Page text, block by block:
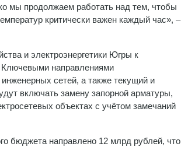
мы продолжаем работать над тем, чтобы
критически важен каждый час», –
и электроэнергетики Югры к
Ключевыми направлениями
сетей, а также текущий и
включать замену запорной арматуры,
объектах с учётом замечаний
бюджета направлено 12 млрд рублей, что